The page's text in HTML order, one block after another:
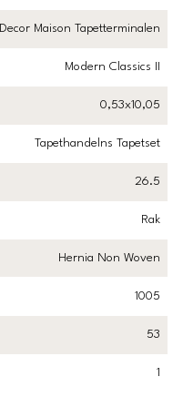
Decor Maison Tapetterminalen
Modern Classics II
0,53x10,05
Tapethandelns Tapetset
26.5
Rak
Hernia Non Woven
1005
53
1